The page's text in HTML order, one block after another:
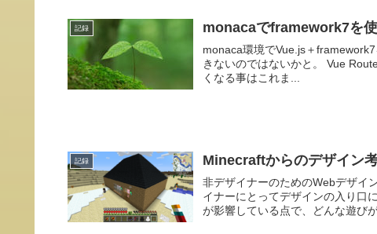
記録 monacaでframework7を
monaca環境でVue.js＋
きないのではないかと。 Vue
くなる事はこれま...
記録 Minecraftからのデザイン
非デザイナーのためのWebデザイ
イナーにとってデザインの入り口
が影響している点で、どんな遊び